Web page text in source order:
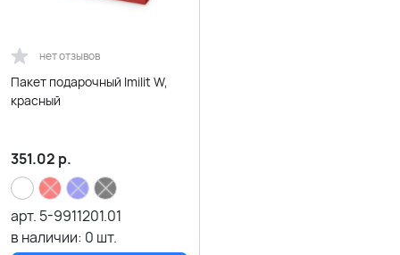
нет отзывов
Пакет подарочный Imilit W,
красный
351.02 р.
арт. 5-9911201.01
в наличии: 0 шт.